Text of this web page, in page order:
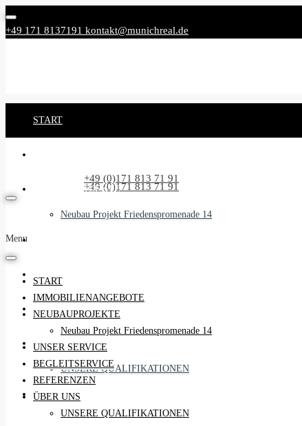
+49 171 8137191 kontakt@munichreal.de
Rufen Sie uns an: +49 (0)171 813 71 91
START
NEUBAUPROJEKTE
Neubau Projekt Friedenspromenade 14
REFERENZEN
ÜBER UNS
UNSERE QUALIFIKATIONEN
KONTAKT
+49 (0)171 813 71 91
Menu
START
IMMOBILIENANGEBOTE
NEUBAUPROJEKTE
Neubau Projekt Friedenspromenade 14
UNSER SERVICE
BEGLEITSERVICE
REFERENZEN
ÜBER UNS
UNSERE QUALIFIKATIONEN